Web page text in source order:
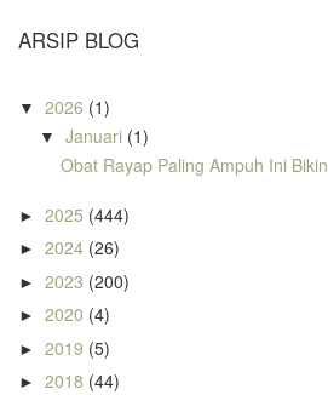
ARSIP BLOG
▼ 2026 (1)
▼ Januari (1)
Obat Rayap Paling Ampuh Ini
► 2025 (444)
► 2024 (26)
► 2023 (200)
► 2020 (4)
► 2019 (5)
► 2018 (44)